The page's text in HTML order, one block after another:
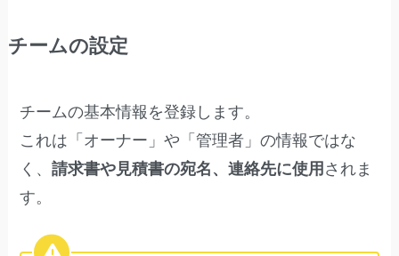
チームの設定
チームの基本情報を登録します。
これは「オーナー」や「管理者」の情報ではな
く、請求書や見積書の宛名、連絡先に使用 されま
す。